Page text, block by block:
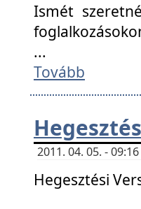
Ismét
...
Tovább
2011. 04. 05. -
Hegesztési